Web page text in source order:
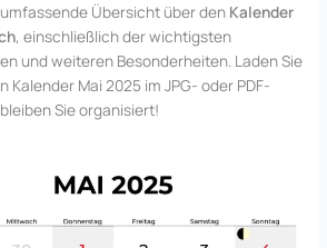
Übersicht über den Kalender
, einschließlich der wichtigsten
und weiteren Besonderheiten. Laden Sie
Kalender Mai 2025 im JPG- oder PDF-
Sie organisiert!